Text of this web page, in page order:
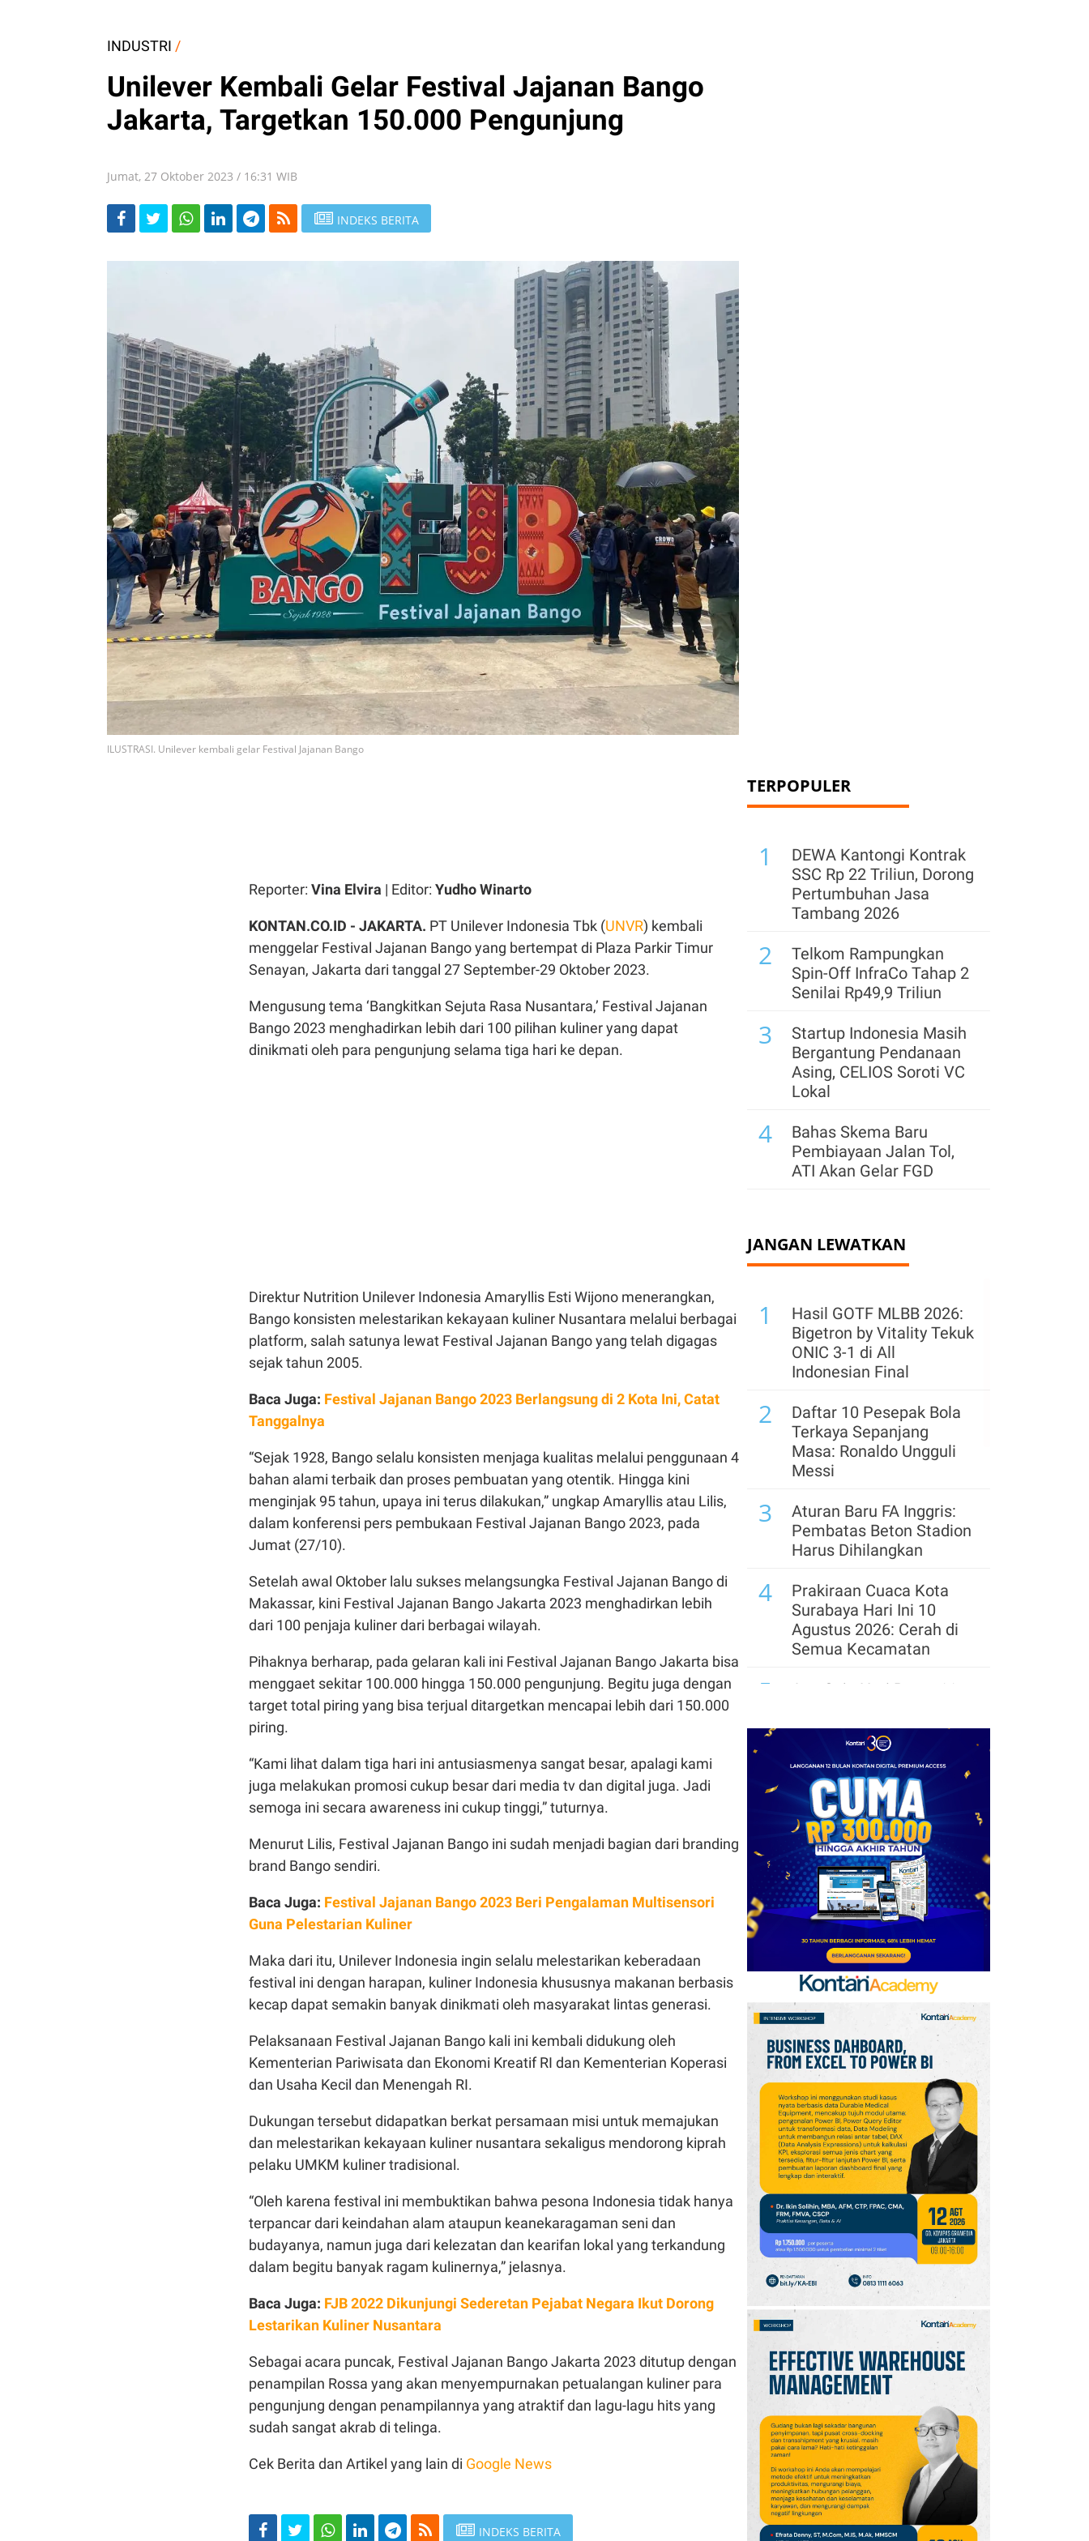
INDUSTRI /
Unilever Kembali Gelar Festival Jajanan Bango
Jakarta, Targetkan 150.000 Pengunjung
Jumat, 27 Oktober 2023 / 16:31 WIB
INDEKS BERITA
ILUSTRASI. Unilever kembali gelar Festival Jajanan Bango
Reporter: Vina Elvira | Editor: Yudho Winarto
KONTAN.CO.ID - JAKARTA. PT Unilever Indonesia Tbk (UNVR) kembali
menggelar Festival Jajanan Bango yang bertempat di Plaza Parkir Timur
Senayan, Jakarta dari tanggal 27 September-29 Oktober 2023.
Mengusung tema ‘Bangkitkan Sejuta Rasa Nusantara,’ Festival Jajanan
Bango 2023 menghadirkan lebih dari 100 pilihan kuliner yang dapat
dinikmati oleh para pengunjung selama tiga hari ke depan.
Direktur Nutrition Unilever Indonesia Amaryllis Esti Wijono menerangkan,
Bango konsisten melestarikan kekayaan kuliner Nusantara melalui berbagai
platform, salah satunya lewat Festival Jajanan Bango yang telah digagas
sejak tahun 2005.
Baca Juga: Festival Jajanan Bango 2023 Berlangsung di 2 Kota Ini, Catat
Tanggalnya
“Sejak 1928, Bango selalu konsisten menjaga kualitas melalui penggunaan 4
bahan alami terbaik dan proses pembuatan yang otentik. Hingga kini
menginjak 95 tahun, upaya ini terus dilakukan,” ungkap Amaryllis atau Lilis,
dalam konferensi pers pembukaan Festival Jajanan Bango 2023, pada
Jumat (27/10).
Setelah awal Oktober lalu sukses melangsungka Festival Jajanan Bango di
Makassar, kini Festival Jajanan Bango Jakarta 2023 menghadirkan lebih
dari 100 penjaja kuliner dari berbagai wilayah.
Pihaknya berharap, pada gelaran kali ini Festival Jajanan Bango Jakarta bisa
menggaet sekitar 100.000 hingga 150.000 pengunjung. Begitu juga dengan
target total piring yang bisa terjual ditargetkan mencapai lebih dari 150.000
piring.
“Kami lihat dalam tiga hari ini antusiasmenya sangat besar, apalagi kami
juga melakukan promosi cukup besar dari media tv dan digital juga. Jadi
semoga ini secara awareness ini cukup tinggi,” tuturnya.
Menurut Lilis, Festival Jajanan Bango ini sudah menjadi bagian dari branding
brand Bango sendiri.
Baca Juga: Festival Jajanan Bango 2023 Beri Pengalaman Multisensori
Guna Pelestarian Kuliner
Maka dari itu, Unilever Indonesia ingin selalu melestarikan keberadaan
festival ini dengan harapan, kuliner Indonesia khususnya makanan berbasis
kecap dapat semakin banyak dinikmati oleh masyarakat lintas generasi.
Pelaksanaan Festival Jajanan Bango kali ini kembali didukung oleh
Kementerian Pariwisata dan Ekonomi Kreatif RI dan Kementerian Koperasi
dan Usaha Kecil dan Menengah RI.
Dukungan tersebut didapatkan berkat persamaan misi untuk memajukan
dan melestarikan kekayaan kuliner nusantara sekaligus mendorong kiprah
pelaku UMKM kuliner tradisional.
“Oleh karena festival ini membuktikan bahwa pesona Indonesia tidak hanya
terpancar dari keindahan alam ataupun keanekaragaman seni dan
budayanya, namun juga dari kelezatan dan kearifan lokal yang terkandung
dalam begitu banyak ragam kulinernya,” jelasnya.
Baca Juga: FJB 2022 Dikunjungi Sederetan Pejabat Negara Ikut Dorong
Lestarikan Kuliner Nusantara
Sebagai acara puncak, Festival Jajanan Bango Jakarta 2023 ditutup dengan
penampilan Rossa yang akan menyempurnakan petualangan kuliner para
pengunjung dengan penampilannya yang atraktif dan lagu-lagu hits yang
sudah sangat akrab di telinga.
Cek Berita dan Artikel yang lain di Google News
INDEKS BERITA
TERPOPULER
1
DEWA Kantongi Kontrak
SSC Rp 22 Triliun, Dorong
Pertumbuhan Jasa
Tambang 2026
2
Telkom Rampungkan
Spin-Off InfraCo Tahap 2
Senilai Rp49,9 Triliun
3
Startup Indonesia Masih
Bergantung Pendanaan
Asing, CELIOS Soroti VC
Lokal
4
Bahas Skema Baru
Pembiayaan Jalan Tol,
ATI Akan Gelar FGD
JANGAN LEWATKAN
1
Hasil GOTF MLBB 2026:
Bigetron by Vitality Tekuk
ONIC 3-1 di All
Indonesian Final
2
Daftar 10 Pesepak Bola
Terkaya Sepanjang
Masa: Ronaldo Ungguli
Messi
3
Aturan Baru FA Inggris:
Pembatas Beton Stadion
Harus Dihilangkan
4
Prakiraan Cuaca Kota
Surabaya Hari Ini 10
Agustus 2026: Cerah di
Semua Kecamatan
5
Apa Saja Hari Besar 11
Peringatan Penting
6
Promo Superindo 10–13
Agustus 2026, Minyak
Goreng Rp19.900 hingga
Nugget Rp25.900
7
Simak Prakiraan Cuaca
Sumsel Senin (10/8):
Ada 1 Wilayah Diprediksi
Udara Kabur
Prakiraan Cuaca Jakarta
10 Agustus 2026, Suhu
Mencapai 34°C
9
Prakiraan Cuaca Jawa
Barat Senin (10/8):
Sebagian Besar Wilayah
Cerah
10 Promo Senin Ceria
Indomaret 10 Agustus
2026, 2 Pack Sosis
Kanzler Rp14.200